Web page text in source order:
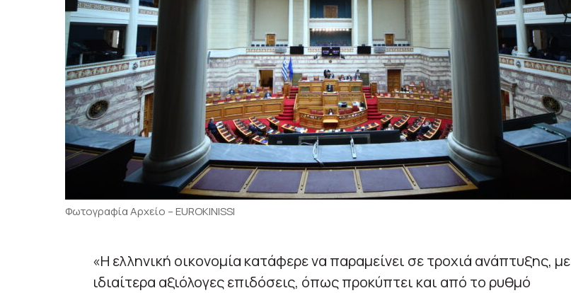
Φωτογραφία Αρχείο – EUROKINISSI
«Η ελληνική οικονομία κατάφερε να παραμείνει σε τροχιά ανάπτυξης, με
ιδιαίτερα αξιόλογες επιδόσεις, όπως προκύπτει και από το ρυθμό